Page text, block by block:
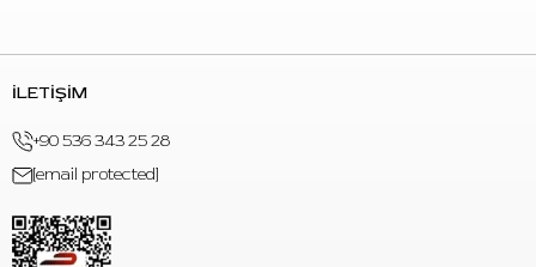
İLETİŞİM
+90 536 343 25 28
[email protected]